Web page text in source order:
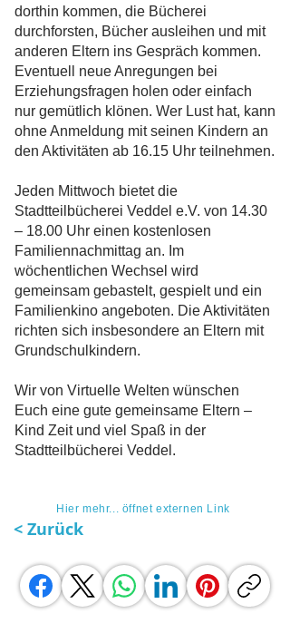
dorthin kommen, die Bücherei
durchforsten, Bücher ausleihen und mit
anderen Eltern ins Gespräch kommen.
Eventuell neue Anregungen bei
Erziehungsfragen holen oder einfach
nur gemütlich klönen. Wer Lust hat, kann
ohne Anmeldung mit seinen Kindern an
den Aktivitäten ab 16.15 Uhr teilnehmen.
Jeden Mittwoch bietet die
Stadtteilbücherei Veddel e.V. von 14.30
– 18.00 Uhr einen kostenlosen
Familiennachmittag an. Im
wöchentlichen Wechsel wird
gemeinsam gebastelt, gespielt und ein
Familienkino angeboten. Die Aktivitäten
richten sich insbesondere an Eltern mit
Grundschulkindern.
Wir von Virtuelle Welten wünschen
Euch eine gute gemeinsame Eltern –
Kind Zeit und viel Spaß in der
Stadtteilbücherei Veddel.
Hier mehr... öffnet externen Link
< Zurück